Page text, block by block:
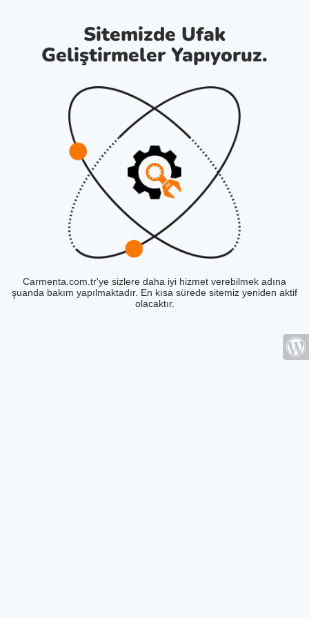
Sitemizde Ufak
Geliştirmeler Yapıyoruz.
Carmenta.com.tr'ye sizlere daha iyi hizmet verebilmek adına
şuanda bakım yapılmaktadır. En kısa sürede sitemiz yeniden aktif
olacaktır.